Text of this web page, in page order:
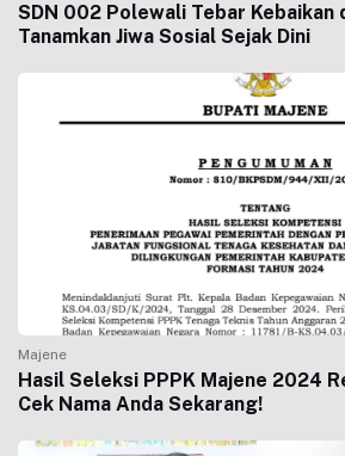
SDN 002 Polewali Tebar Kebaikan
Tanamkan Jiwa Sosial Sejak Dini
Majene
Hasil Seleksi PPPK Majene 2024
Cek Nama Anda Sekarang!